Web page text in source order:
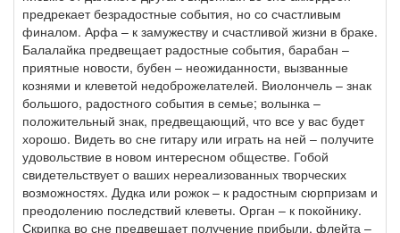
предрекает безрадостные события, но со счастливым
финалом. Арфа – к замужеству и счастливой жизни в браке.
Балалайка предвещает радостные события, барабан –
приятные новости, бубен – неожиданности, вызванные
кознями и клеветой недоброжелателей. Виолончель – знак
большого, радостного события в семье; волынка –
положительный знак, предвещающий, что все у вас будет
хорошо. Видеть во сне гитару или играть на ней – получите
удовольствие в новом интересном обществе. Гобой
свидетельствует о ваших нереализованных творческих
возможностях. Дудка или рожок – к радостным сюрпризам и
преодолению последствий клеветы. Орган – к покойнику.
Скрипка во сне предвещает получение прибыли, флейта –